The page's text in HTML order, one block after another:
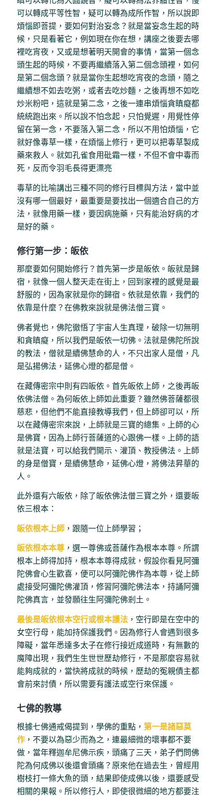
可以轉成平等性智，疑可以轉為成所作智，所以說即
煩惱即菩提，要如何對治妄念？就是當妄念生起的時
候，只是看著它，例如現在你在想，講座之後要去哪
裡吃宵夜，又或是想著明天開會的事情，當第一個念
頭生起的時候，不要再繼續落入第二個念頭裡，如何
是第二個念頭？就是當你生起想吃宵夜的念頭，隨之
繼續想不如去吃粥，或者去吃炒麵，之後再想不如吃
炒米粉吧，這就是第二念，之後一連串煩惱貪瞋癡都
統統跑出來。所以說不怕念起，只怕覺遲，用覺性停
留在第一念，不要落入第二念，所以不用怕煩惱，它
就好像毒草一樣，在煩惱上修行，更可以把毒草製成
藥來救人。就如孔雀食用砒霜一樣，不但不會中毒而
死，反而令羽毛長得更漂亮
毒草的比喻講出三種不同的修行目標與方法，當中並
沒有哪一個最好，最重要是要找出一個適合自己的方
法，就像用藥一樣，要因病施藥，只有能治好病的才
是好的藥。
修行第一步：皈依
那麼要如何開始修行？首先第一步是皈依。皈就是歸
宿，就像一個人整天走在街上，回到家裡的感覺是最
舒服的，因為家就是你的歸宿。依就是依靠，我們的
依靠是什麼？在佛教來說就是佛法僧三寶。
佛者覺也，佛陀徹悟了宇宙人生真理，破除一切無明
和貪瞋癡，所以我們是皈依一切佛。法就是佛陀所說
的教法，僧就是續佛慧命的人，不只出家人是僧，凡
是弘揚佛法，延佛心燈的都是僧。
在藏傳密宗中則有四皈依。首先皈依上師，之後再皈
依佛法僧。為何皈依上師如此重要？雖然佛菩薩都很
慈悲，但他們不能直接教導我們，但上師卻可以，所
以在藏傳密宗來說，上師就是三寶的總集。上師的心
是佛寶，因為上師行菩薩道的心跟佛一樣。上師的語
就是法寶，可以給我們開示、灌頂、教授佛法。上師
的身是僧寶，是續佛慧命，延佛心燈，將佛法昇華的
人。
此外還有六皈依，除了皈依佛法僧三寶之外，還要皈
依三根本：
皈依根本上師，跟隨一位上師學習；
皈依根本本尊，選一尊佛或菩薩作為根本本尊。所謂
根本上師得加持，根本本尊得成就，假設你看見阿彌
陀佛會心生歡喜，便可以阿彌陀佛作為本尊，從上師
處接受阿彌陀佛灌頂，修習阿彌陀佛法本，持誦阿彌
陀佛真言，並發願往生阿彌陀佛剎土。
最後是皈依根本空行或根本護法，空行即是在空中的
女空行母，能加持保護我們。因為修行人會遇到很多
障礙，當年悉達多太子在修行接近成道時，有無數的
魔障出現，我們生生世世歷劫修行，不是那麼容易就
能夠成就的，當快將成就的時候，歷劫的冤親債主都
會前來討債，所以需要有護法或空行來保護。
七佛的教導
根據七佛通戒偈提到，學佛的重點， 第一是諸惡莫
作，不要以為惡少而為之，連最細微的壞事都不要
做，當年釋迦牟尼佛示疾，頭痛了三天，弟子們問佛
陀為何成佛以後還會頭痛？原來他在過去生，曾經用
樹枝打一條大魚的頭，結果即使成佛以後，還要感受
相關的果報。所以修行人，即使很微細的地方都要注